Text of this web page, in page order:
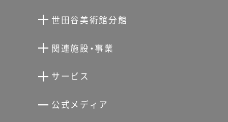
世田谷美術館分館
分館スケジュール
関連施設・事業
世田谷文学館
サービス
せたがやアーツカード
公式メディア